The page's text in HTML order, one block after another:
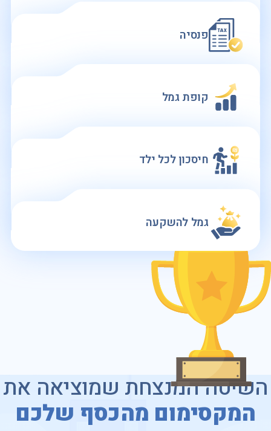
פנסיה
קופת גמל
חיסכון לכל ילד
גמל להשקעה
השיטה המנצחת שמוציאה את
המקסימום מהכסף שלכם